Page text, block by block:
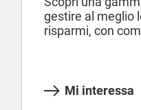
gestire al meglio
risparmi, con
Mi interessa